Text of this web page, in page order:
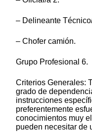
– Delineante
– Chofer camión.
Grupo Profesional 6.
Criterios Generales:
grado de
instrucciones
preferentemente
conocimientos muy
pueden necesitar de